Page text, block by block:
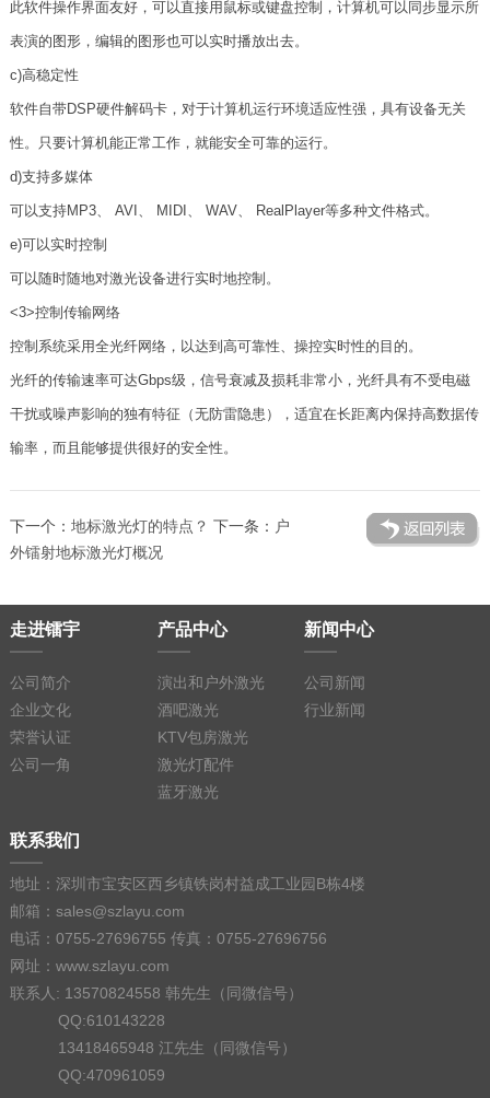
此软件操作界面友好，可以直接用鼠标或键盘控制，计算机可以同步显示所
表演的图形，编辑的图形也可以实时播放出去。
c)高稳定性
软件自带DSP硬件解码卡，对于计算机运行环境适应性强，具有设备无关
性。只要计算机能正常工作，就能安全可靠的运行。
d)支持多媒体
可以支持MP3、 AVI、 MIDI、 WAV、 RealPlayer等多种文件格式。
e)可以实时控制
可以随时随地对激光设备进行实时地控制。
<3>控制传输网络
控制系统采用全光纤网络，以达到高可靠性、操控实时性的目的。
光纤的传输速率可达Gbps级，信号衰减及损耗非常小，光纤具有不受电磁
干扰或噪声影响的独有特征（无防雷隐患），适宜在长距离内保持高数据传
输率，而且能够提供很好的安全性。
下一个： 地标激光灯的特点？ 下一条： 户
外镭射地标激光灯概况
走进镭宇
公司简介
企业文化
荣誉认证
公司一角
产品中心
演出和户外激光
酒吧激光
KTV包房激光
激光灯配件
蓝牙激光
新闻中心
公司新闻
行业新闻
联系我们
地址：深圳市宝安区西乡镇铁岗村益成工业园B栋4楼
邮箱：sales@szlayu.com
电话：0755-27696755 传真：0755-27696756
网址：www.szlayu.com
联系人: 13570824558 韩先生（同微信号）
QQ:610143228
13418465948 江先生（同微信号）
QQ:470961059